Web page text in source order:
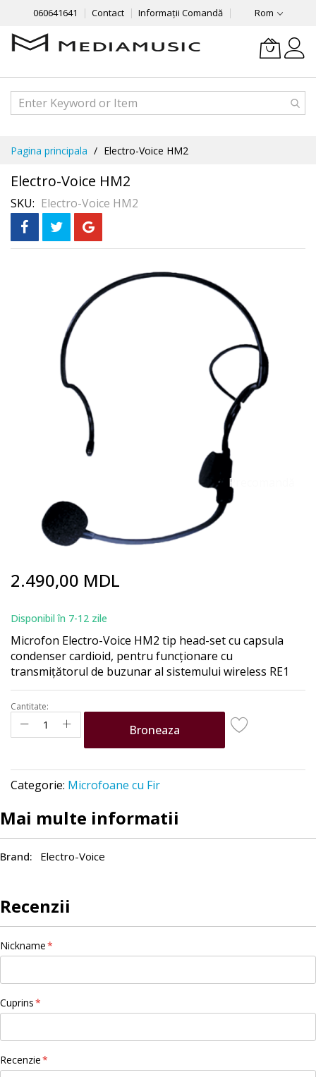
060641641 Contact Informații Comandă Rom
Continut
Pagina principala Electro-Voice HM2
Electro-Voice HM2
SKU Electro-Voice HM2
Precomandă
to
beginning
of
the
images
gallery
2.490,00 MDL
Disponibil în 7-12 zile
Microfon Electro-Voice HM2 tip head-set cu capsula
condenser cardioid, pentru funcționare cu
transmițătorul de buzunar al sistemului wireless RE1
Cantitate:
Broneaza
Categorie: Microfoane cu Fir
Mai multe informatii
Electro-Voice
Recenzii
Nickname
Cuprins
Recenzie